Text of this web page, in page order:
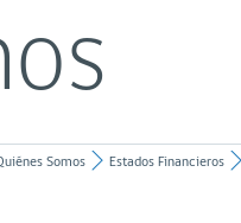
Somos Estados Financieros